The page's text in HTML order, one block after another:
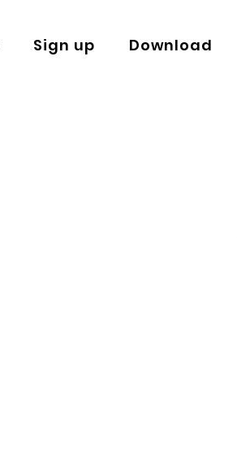
Sign up Download